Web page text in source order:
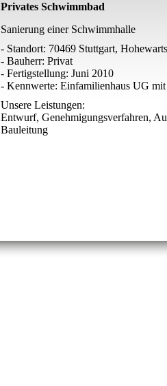
Privates Schwimmbad
Sanierung einer Schwimmhalle
- Standort: 70469 Stuttgart,
- Bauherr: Privat
- Fertigstellung: Juni 2010
- Kennwerte: Einfamilienhaus UG
Unsere Leistungen:
Entwurf, Genehmigungsverfahren,
Bauleitung